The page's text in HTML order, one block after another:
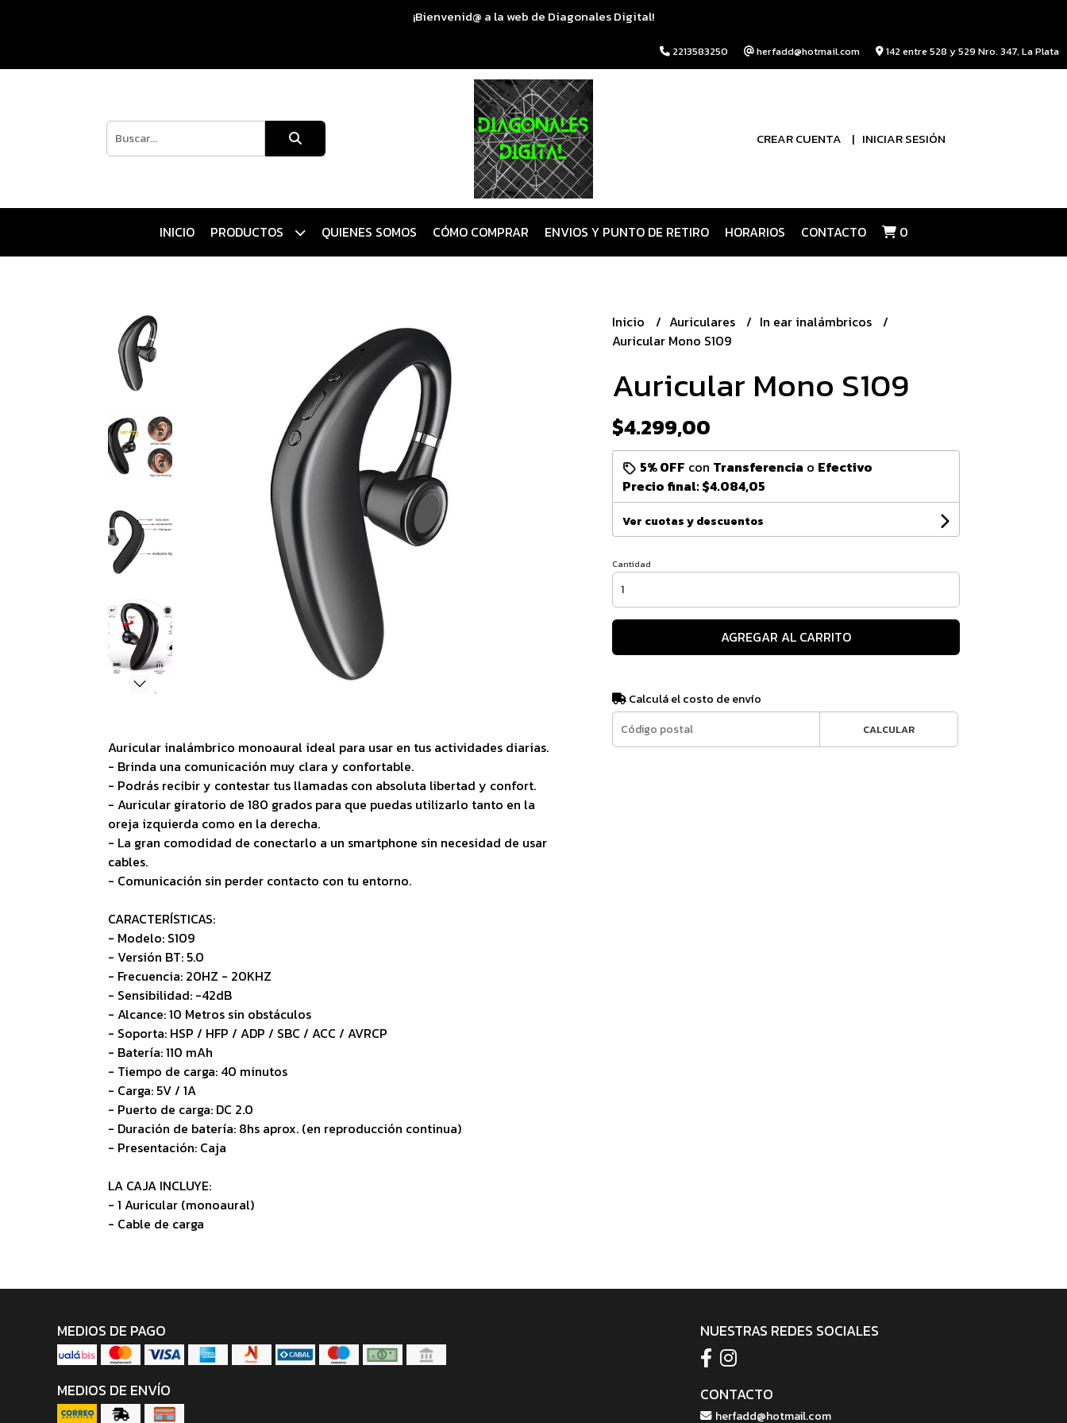
¡Bienvenid@ a la web de Diagonales Digital!
2213583250 herfadd@hotmail.com 142 entre 528 y 529 Nro. 347, La Plata
CREAR CUENTA INICIAR SESIÓN
INICIO PRODUCTOS QUIENES SOMOS CÓMO COMPRAR ENVIOS Y PUNTO DE RETIRO HORARIOS CONTACTO 0
Auricular inalámbrico monoaural ideal para usar en tus actividades diarias.
- Brinda una comunicación muy clara y confortable.
- Podrás recibir y contestar tus llamadas con absoluta libertad y confort.
- Auricular giratorio de 180 grados para que puedas utilizarlo tanto en la
oreja izquierda como en la derecha.
- La gran comodidad de conectarlo a un smartphone sin necesidad de usar
cables.
- Comunicación sin perder contacto con tu entorno.
CARACTERÍSTICAS:
- Modelo: S109
- Versión BT: 5.0
- Frecuencia: 20HZ - 20KHZ
- Sensibilidad: -42dB
- Alcance: 10 Metros sin obstáculos
- Soporta: HSP / HFP / ADP / SBC / ACC / AVRCP
- Batería: 110 mAh
- Tiempo de carga: 40 minutos
- Carga: 5V / 1A
- Puerto de carga: DC 2.0
- Duración de batería: 8hs aprox. (en reproducción continua)
- Presentación: Caja
LA CAJA INCLUYE:
- 1 Auricular (monoaural)
- Cable de carga
Inicio Auriculares
In ear inalámbricos
Auricular Mono S109
Auricular Mono S109
$4.299,00
5% OFF con Transferencia o Efectivo
Precio final:$4.084,05
Ver cuotas y descuentos
Cantidad
AGREGAR AL CARRITO
Calculá el costo de envío
CALCULAR
MEDIOS DE PAGO
MEDIOS DE ENVÍO
NUESTRAS REDES SOCIALES
CONTACTO
herfadd@hotmail.com